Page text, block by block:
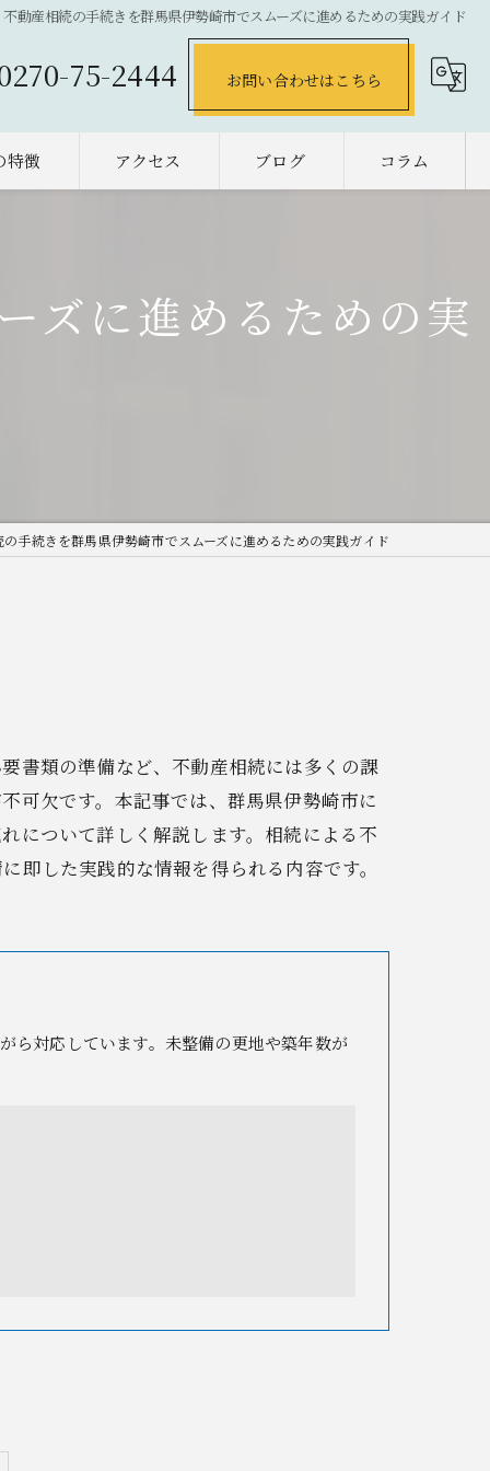
不動産相続の手続きを群馬県伊勢崎市でスムーズに進めるための実践ガイド
75-2444 お問い合わせはこちら
特徴 アクセス ブログ コラム
ズに進めるための実
手続きを群馬県伊勢崎市でスムーズに進めるための実践ガイド
書類の準備など、不動産相続には多くの課
可欠です。本記事では、群馬県伊勢崎市に
について詳しく解説します。相続による不
した実践的な情報を得られる内容です。
ら対応しています。未整備の更地や築年数が